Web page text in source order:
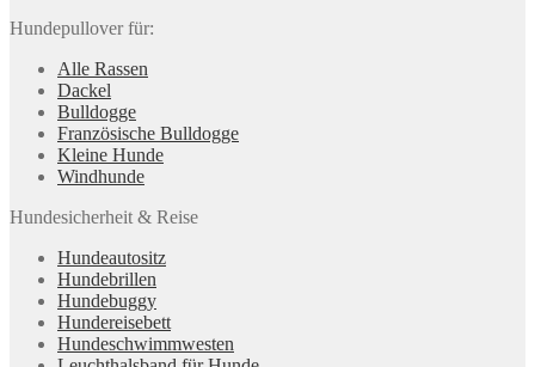
Hundepullover für:
Alle Rassen
Dackel
Bulldogge
Französische Bulldogge
Kleine Hunde
Windhunde
Hundesicherheit & Reise
Hundeautositz
Hundebrillen
Hundebuggy
Hundereisebett
Hundeschwimmwesten